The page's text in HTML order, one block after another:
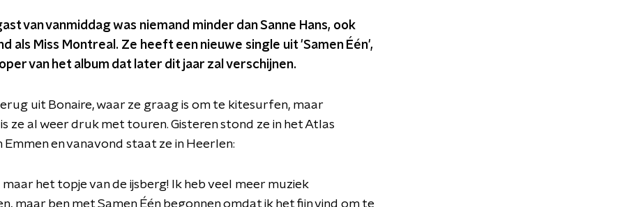
van vanmiddag was niemand minder dan Sanne Hans, ook
als Miss Montreal. Ze heeft een nieuwe single uit 'Samen Één',
van het album dat later dit jaar zal verschijnen.
uit Bonaire, waar ze graag is om te kitesurfen, maar
ze al weer druk met touren. Gisteren stond ze in het Atlas
Emmen en vanavond staat ze in Heerlen:
maar het topje van de ijsberg! Ik heb veel meer muziek
maar ben met Samen Één begonnen omdat ik het fijn vind om te